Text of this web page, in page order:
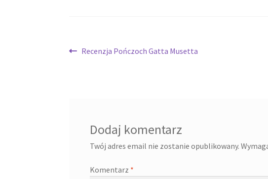
Nawigacja
Poprzedni
Recenzja Pończoch Gatta Musetta
Dodaj komentarz
Twój adres email nie zostanie opublikowany.
Komentarz *